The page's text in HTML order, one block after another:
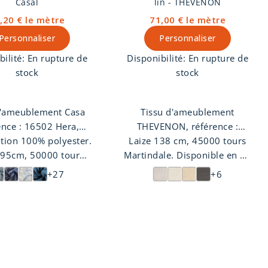
Casal
€ le mètre
Personnaliser
En rupture de
stock
Casa
: 16502 Hera,
velours uni. Le
de Casal est à
sur coussins et
rideaux.
100% polyester.
50000 tours
Disponible en 31
coloris.
+27
lin - THEVENON
71,00 € le mètre
Personnaliser
Disponibilité: En rupture de
stock
Tissu d'ameublement
THEVENON, référence :
23059 Lin occultant , aspect
lin. Le tissu Lin occultant de
Thevenon est idéal pour un
usage rideaux.
Laize 138 cm, 45000 tours
Martindale. Disponible en 10
coloris. +6